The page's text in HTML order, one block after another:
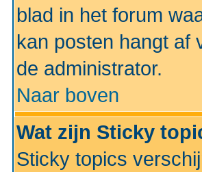
blad in het forum
kan posten hangt af
de administrator.
Naar boven
Wat zijn Sticky
Sticky topics